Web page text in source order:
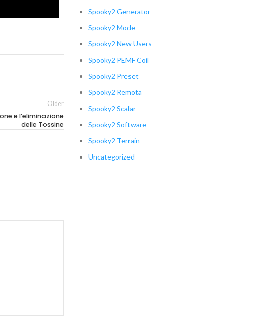
Older
e l’eliminazione
delle Tossine
Spooky2 Generator
Spooky2 Mode
Spooky2 New Users
Spooky2 PEMF Coil
Spooky2 Preset
Spooky2 Remota
Spooky2 Scalar
Spooky2 Software
Spooky2 Terrain
Uncategorized